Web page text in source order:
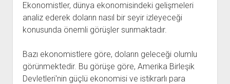
Ekonomistler, dünya ekonomisindeki gelişmeleri
analiz ederek doların nasıl bir seyir izleyeceği
konusunda önemli görüşler sunmaktadır.
Bazı ekonomistlere göre, doların geleceği olumlu
görünmektedir. Bu görüşe göre, Amerika Birleşik
Devletleri'nin güçlü ekonomisi ve istikrarlı para